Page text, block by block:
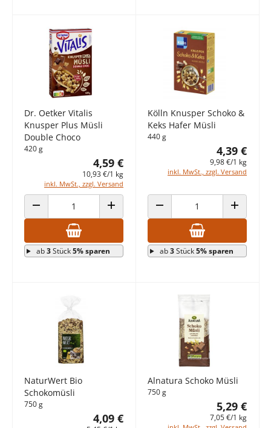
Dr. Oetker Vitalis
Knusper Plus Müsli
Double Choco
420 g
4,59 €
10,93 €/1 kg
inkl. MwSt., zzgl. Versand
ANZAHL VERRINGERN ANZAHL ERHÖHEN
ab3Stück5% sparen
Kölln Knusper Schoko &
Keks Hafer Müsli
440 g
4,39 €
9,98 €/1 kg
inkl. MwSt., zzgl. Versand
ANZAHL VERRINGERN ANZAHL
ab3Stück5% sparen
NaturWert Bio
Schokomüsli
750 g
4,09 €
Alnatura Schoko Müsli
750 g
5,29 €
7,05 €/1 kg